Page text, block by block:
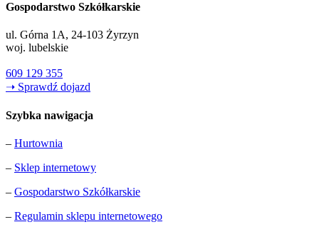
Gospodarstwo Szkółkarskie
ul. Górna 1A, 24-103 Żyrzyn
woj. lubelskie
609 129 355
➝ Sprawdź dojazd
Szybka nawigacja
– Hurtownia
– Sklep internetowy
– Gospodarstwo Szkółkarskie
– Regulamin sklepu internetowego